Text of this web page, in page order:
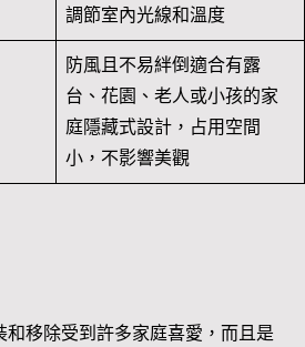
調節室內光線和溫度
防風且不易絆倒適合有露
台、花園、老人或小孩的家
庭隱藏式設計，占用空間
小，不影響美觀
和移除受到許多家庭喜愛，而且是